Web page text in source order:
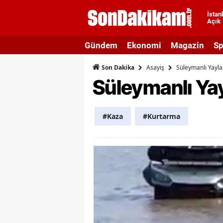
Açık
Gündem Ekonomi Magazin
Son Dakika Asayiş Süleymanlı
Süleymanlı
#Kaza #Kurtarma